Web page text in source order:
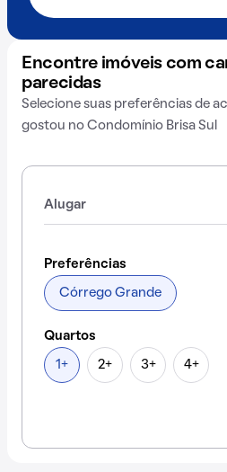
Encontre imóveis com
parecidas
Selecione suas preferências de
gostou no Condomínio Brisa Sul
Alugar
Preferências
Córrego Grande
Quartos
1+ 2+ 3+ 4+